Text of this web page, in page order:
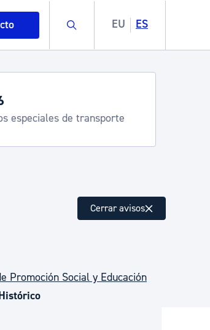
Buscar EU ES
especiales de transporte
Cerrar avisos
Promoción Social y Educación